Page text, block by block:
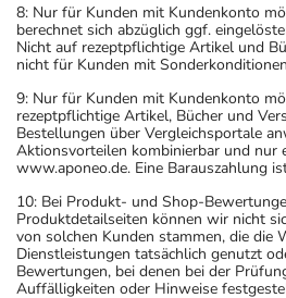
8: Nur für Kunden mit Kundenkonto
berechnet sich abzüglich ggf.
Nicht auf rezeptpflichtige Artikel und
nicht für Kunden mit
9: Nur für Kunden mit Kundenkonto
rezeptpflichtige Artikel, Bücher und
Bestellungen über Vergleichsportale
Aktionsvorteilen kombinierbar und nur
www.aponeo.de. Eine Barauszahlung
10: Bei Produkt- und Shop-
Produktdetailseiten können wir nicht
von solchen Kunden stammen, die die
Dienstleistungen tatsächlich genutzt
Bewertungen, bei denen bei der
Auffälligkeiten oder Hinweise